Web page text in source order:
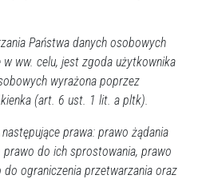
Państwa danych osobowych
ww. celu, jest zgoda użytkownika
wyrażona poprzez
(art. 6 ust. 1 lit. a pltk).
prawa: prawo żądania
do ich sprostowania, prawo
do ograniczenia przetwarzania oraz